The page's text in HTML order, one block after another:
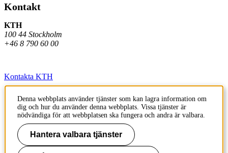
Kontakt
KTH
100 44 Stockholm
+46 8 790 60 00
Kontakta KTH
Jobba på KTH
Press och media
Faktura och betalning KTH
Denna webbplats använder tjänster som kan lagra information om
dig och hur du använder denna webbplats. Vissa tjänster är
nödvändiga för att webbplatsen ska fungera och andra är valbara.
Hantera valbara tjänster